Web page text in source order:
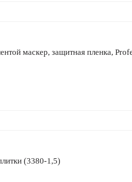
лентой маскер, защитная пленка,
плитки (3380-1,5)